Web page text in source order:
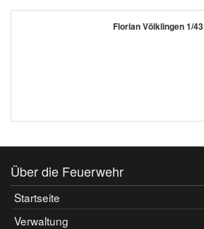
Florian Völklingen 1/43
Über die Feuerwehr
Startseite
Verwaltung